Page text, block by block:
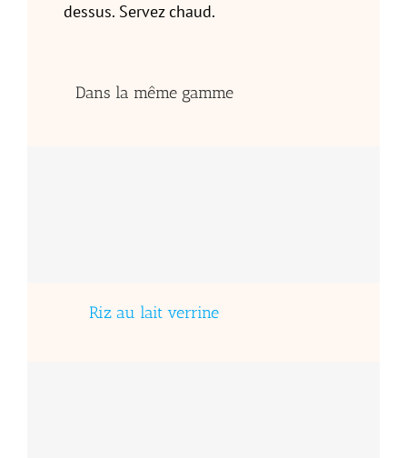
dessus. Servez chaud.
Dans la même gamme
Riz au lait verrine